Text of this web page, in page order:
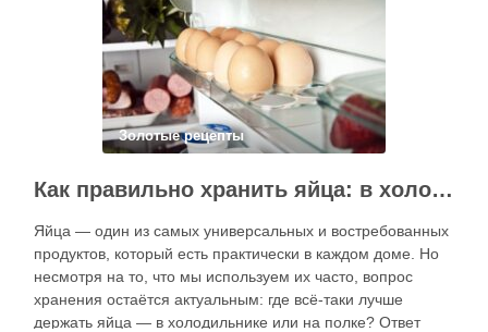
функции. Ниже …
Золотые рецепты
Как правильно хранить яйца: в холодильнике или на полке?
Яйца — один из самых универсальных и востребованных
продуктов, который есть практически в каждом доме. Но
несмотря на то, что мы используем их часто, вопрос
хранения остаётся актуальным: где всё-таки лучше
держать яйца — в холодильнике или на полке? Ответ